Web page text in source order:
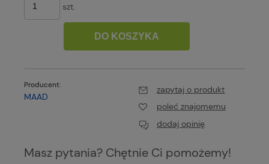
szt.
DO KOSZYKA
Producent:
MAAD
zapytaj o produkt
poleć znajomemu
dodaj opinię
Masz pytania? Chętnie Ci pomożemy!